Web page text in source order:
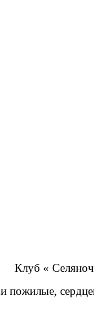
Клуб «
пожилые,